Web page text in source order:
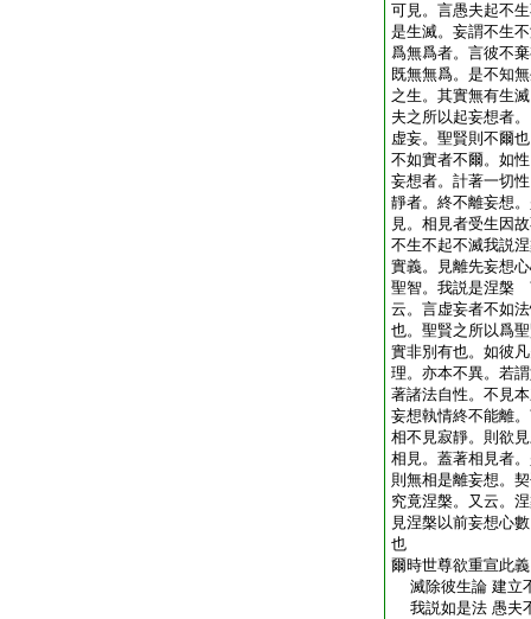
可見。言愚夫起不
是生滅。妄謂不生
爲無爲者。言彼不
既無無爲。是不知
之生。其實無有生
夫之所以起妄想者
虚妄。聖賢則不爾也
不如實者不爾。如
妄想者。計著一切
靜者。終不離妄想
見。相見者受生因
不生不起不滅我説
實義。見離先妄想
聖智。我説是涅槃
云。言虚妄者不如
也。聖賢之所以爲
實非別有也。如彼
理。亦本不異。若
著諸法自性。不見
妄想執情終不能離
相不見寂靜。則欲
相見。蓋著相見者
則無相是離妄想。
究竟涅槃。又云。
見涅槃以前妄想心
也
爾時世尊欲重宣此
滅除彼生論 建立
我説如是法 愚夫